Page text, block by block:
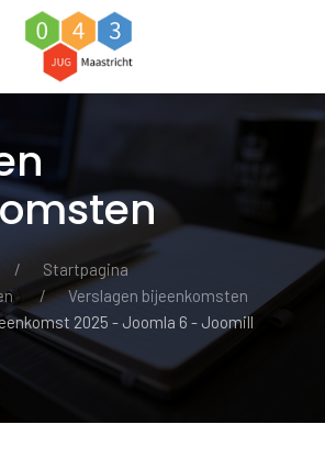
Startpagina
Verslagen bijeenkomsten
2025 - Joomla 6 - Joomill